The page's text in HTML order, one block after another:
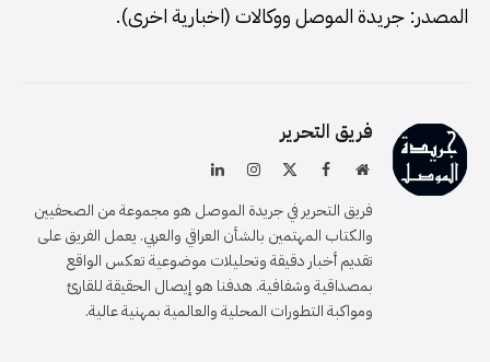
المصدر: جريدة الموصل ووكالات (اخبارية اخرى).
فريق التحرير
موقعفيسبوك الانستغرام
لينكدإن
فريق التحرير في جريدة الموصل هو مجموعة من الصحفيين
والكتاب المهتمين بالشأن العراقي والعربي. يعمل الفريق على
تقديم أخبار دقيقة وتحليلات موضوعية تعكس الواقع
بمصداقية وشفافية. هدفنا هو إيصال الحقيقة للقارئ
ومواكبة التطورات المحلية والعالمية بمهنية عالية.